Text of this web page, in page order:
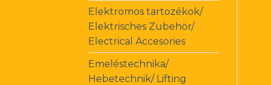
Elektromos tartozékok/
Elektrisches Zubehör/
Electrical Accesories
Emeléstechnika/
Hebetechnik/ Lifting